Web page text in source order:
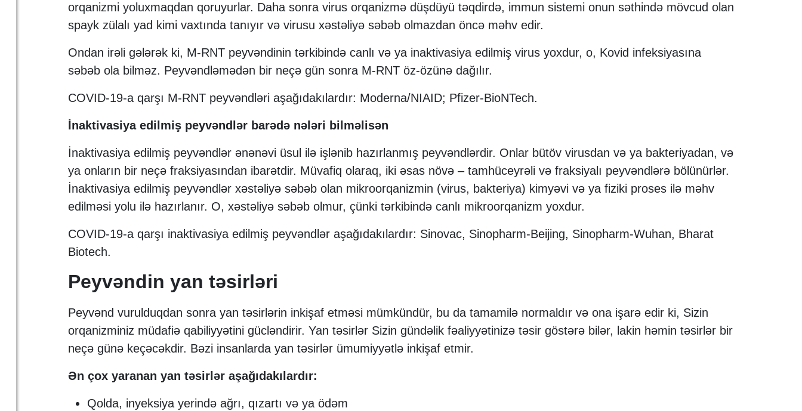
orqanizmi yoluxmaqdan qoruyurlar. Daha sonra virus orqanizmə düşdüyü təqdirdə, immun sistemi onun səthində mövcud olan
spayk zülalı yad kimi vaxtında tanıyır və virusu xəstəliyə səbəb olmazdan öncə məhv edir.
Ondan irəli gələrək ki, M-RNT peyvəndinin tərkibində canlı və ya inaktivasiya edilmiş virus yoxdur, o, Kovid infeksiyasına
səbəb ola bilməz. Peyvəndləmədən bir neçə gün sonra M-RNT öz-özünə dağılır.
COVID-19-a qarşı M-RNT peyvəndləri aşağıdakılardır: Moderna/NIAID; Pfizer-BioNTech.
İnaktivasiya edilmiş peyvəndlər barədə nələri bilməlisən
İnaktivasiya edilmiş peyvəndlər ənənəvi üsul ilə işlənib hazırlanmış peyvəndlərdir. Onlar bütöv virusdan və ya bakteriyadan, və
ya onların bir neçə fraksiyasından ibarətdir. Müvafiq olaraq, iki əsas növə – tamhüceyrəli və fraksiyalı peyvəndlərə bölünürlər.
İnaktivasiya edilmiş peyvəndlər xəstəliyə səbəb olan mikroorqanizmin (virus, bakteriya) kimyəvi və ya fiziki proses ilə məhv
edilməsi yolu ilə hazırlanır. O, xəstəliyə səbəb olmur, çünki tərkibində canlı mikroorqanizm yoxdur.
COVID-19-a qarşı inaktivasiya edilmiş peyvəndlər aşağıdakılardır: Sinovac, Sinopharm-Beijing, Sinopharm-Wuhan, Bharat
Biotech.
Peyvəndin yan təsirləri
Peyvənd vurulduqdan sonra yan təsirlərin inkişaf etməsi mümkündür, bu da tamamilə normaldır və ona işarə edir ki, Sizin
orqanizminiz müdafiə qabiliyyətini gücləndirir. Yan təsirlər Sizin gündəlik fəaliyyətinizə təsir göstərə bilər, lakin həmin təsirlər bir
neçə günə keçəcəkdir. Bəzi insanlarda yan təsirlər ümumiyyətlə inkişaf etmir.
Ən çox yaranan yan təsirlər aşağıdakılardır:
Qolda, inyeksiya yerində ağrı, qızartı və ya ödəm